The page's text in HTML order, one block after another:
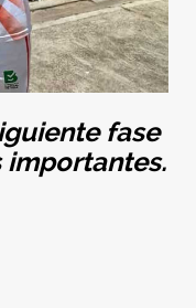
fase
importantes.